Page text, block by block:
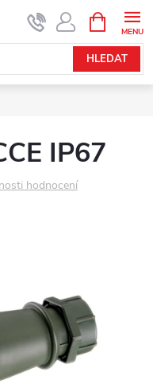
HLEDAT
NÁKUPNÍ
KOŠÍK
IP67
hodnocení